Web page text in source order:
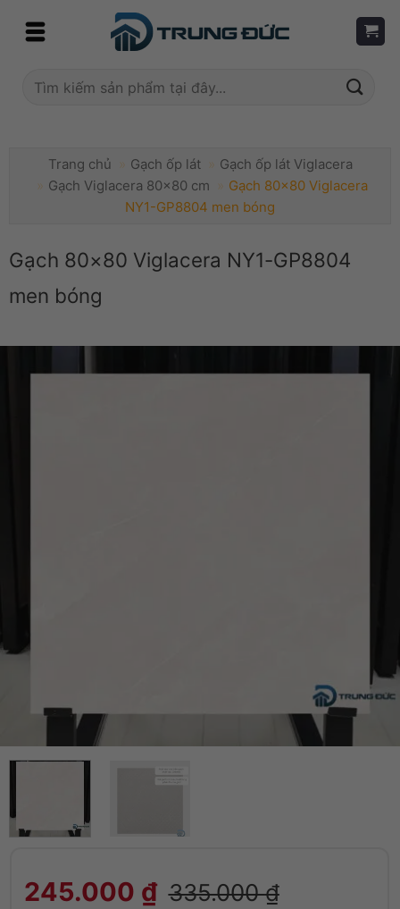
Tìm
Trang chủ » Gạch ốp lát » Gạch ốp lát Viglacera
» Gạch Viglacera 80x80 cm » Gạch 80×80 Viglacera
NY1-GP8804 men bóng
Gạch 80×80 Viglacera NY1-GP8804
men bóng
245.000 ₫ 335.000₫
Gạch 80x80 Viglacera NY1-GP8804 men